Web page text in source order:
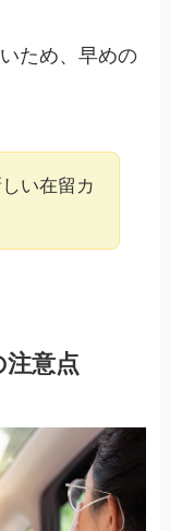
ため、早めの
い在留カ
意点